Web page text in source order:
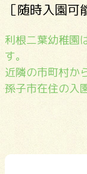
［随時入園可
利根二葉幼稚園
す。
近隣の市町村か
孫子市在住の入